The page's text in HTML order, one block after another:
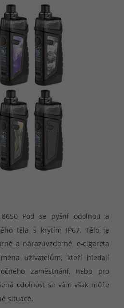
Pod se pyšní odolnou a
těla s krytím IP67. Tělo je
a nárazuvzdorné, e-cigareta
uživatelům, kteří hledají
zaměstnání, nebo pro
odolnost se vám však může
situace.